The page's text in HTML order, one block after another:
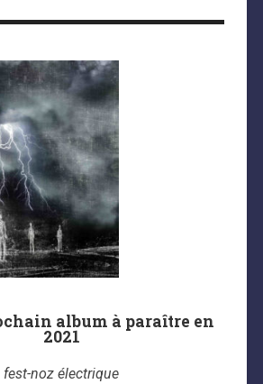
album à paraître en
2021
fest-noz électrique